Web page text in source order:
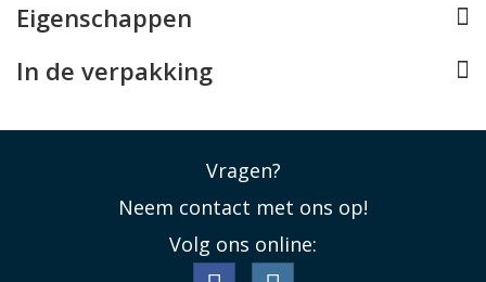
Eigenschappen
In de verpakking
Vragen?
Neem contact met ons op!
Volg ons online: